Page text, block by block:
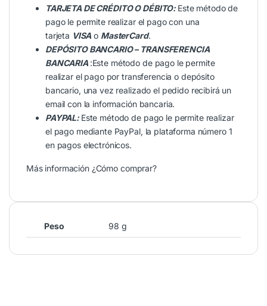
TARJETA DE CRÉDITO O DÉBITO: Este método de
pago le permite realizar el pago con una
tarjeta VISA o MasterCard.
DEPÓSITO BANCARIO – TRANSFERENCIA
BANCARIA :Este método de pago le permite
realizar el pago por transferencia o depósito
bancario, una vez realizado el pedido recibirá un
email con la información bancaria.
PAYPAL: Este método de pago le permite realizar
el pago mediante PayPal, la plataforma número 1
en pagos electrónicos.
Más información ¿Cómo comprar?
Peso 98 g